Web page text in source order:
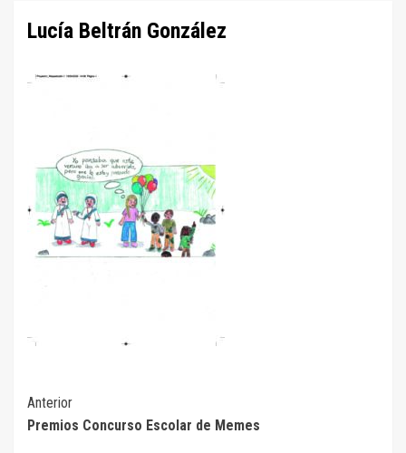
Lucía Beltrán González
Seguir
leyendo
Anterior
Premios Concurso Escolar de Memes